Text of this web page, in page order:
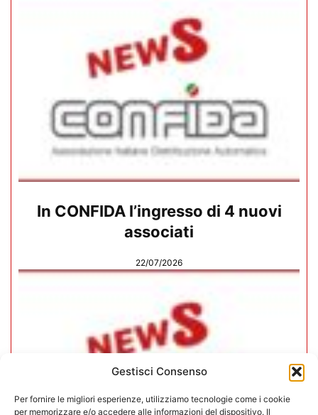
Gestisci Consenso
Per fornire le migliori esperienze, utilizziamo tecnologie come i cookie
per memorizzare e/o accedere alle informazioni del dispositivo. Il
In CONFIDA l’ingresso di 4 nuovi
associati
22/07/2026